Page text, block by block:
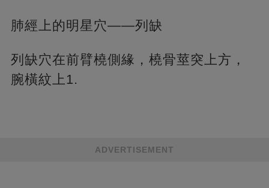
肺經上的明星穴——列缺
列缺穴在前臂橈側緣，橈骨莖突上方，
腕橫紋上1.
ADVERTISEMENT